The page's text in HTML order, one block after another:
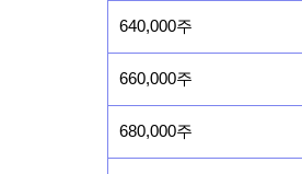
640,000주
660,000주
680,000주